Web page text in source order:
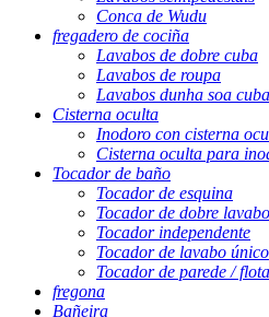
Conca de Wudu
fregadero de cociña
Lavabos de dobre cuba
Lavabos de roupa
Lavabos dunha soa cuba
Cisterna oculta
Inodoro con cisterna
Cisterna oculta para
Tocador de baño
Tocador de esquina
Tocador de dobre lavabo
Tocador independente
Tocador de lavabo único
Tocador de parede /
fregona
Bañeira